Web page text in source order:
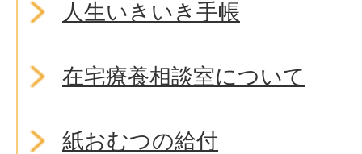
人生いきいき手帳
在宅療養相談室について
紙おむつの給付